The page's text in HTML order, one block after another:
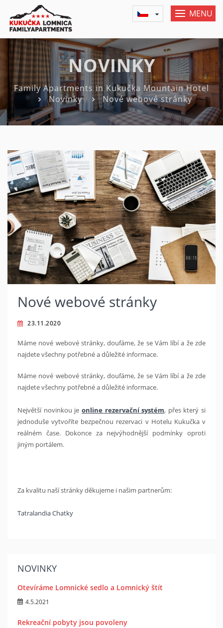
MENU
NOVINKY
Family Apartments in Kukučka Mountain Hotel
Novinky
Nové webové stránky
Nové webové stránky
23.11.2020
Máme nové webové stránky, doufáme, že se Vám líbí a že zde
najdete všechny potřebné a důležité informace.
Máme nové webové stránky, doufáme, že se Vám líbí a že zde
najdete všechny potřebné a důležité informace.
Největší novinkou je online rezervační systém, přes který si
jednoduše vytvoříte bezpečnou rezervaci v Hotelu Kukučka v
reálném čase. Dokonce za nejvýhodnější podmínky oproti
jiným portálem.
Za kvalitu naší stránky děkujeme i našim partnerům:
Tatralandia Chatky
NOVINKY
Otevíráme Lomnické sedlo a Lomnický štít
4.5.2021
Rekreační pobyty jsou povoleny